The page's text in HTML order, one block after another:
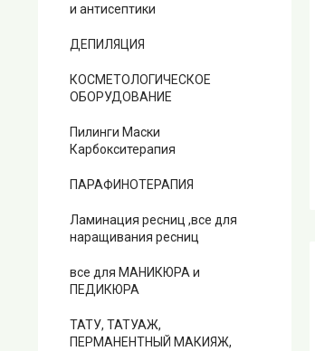
и антисептики
ДЕПИЛЯЦИЯ
КОСМЕТОЛОГИЧЕСКОЕ
ОБОРУДОВАНИЕ
Пилинги Маски
Карбокситерапия
ПАРАФИНОТЕРАПИЯ
Ламинация ресниц ,все для
наращивания ресниц
все для МАНИКЮРА и
ПЕДИКЮРА
ТАТУ, ТАТУАЖ,
ПЕРМАНЕНТНЫЙ МАКИЯЖ,